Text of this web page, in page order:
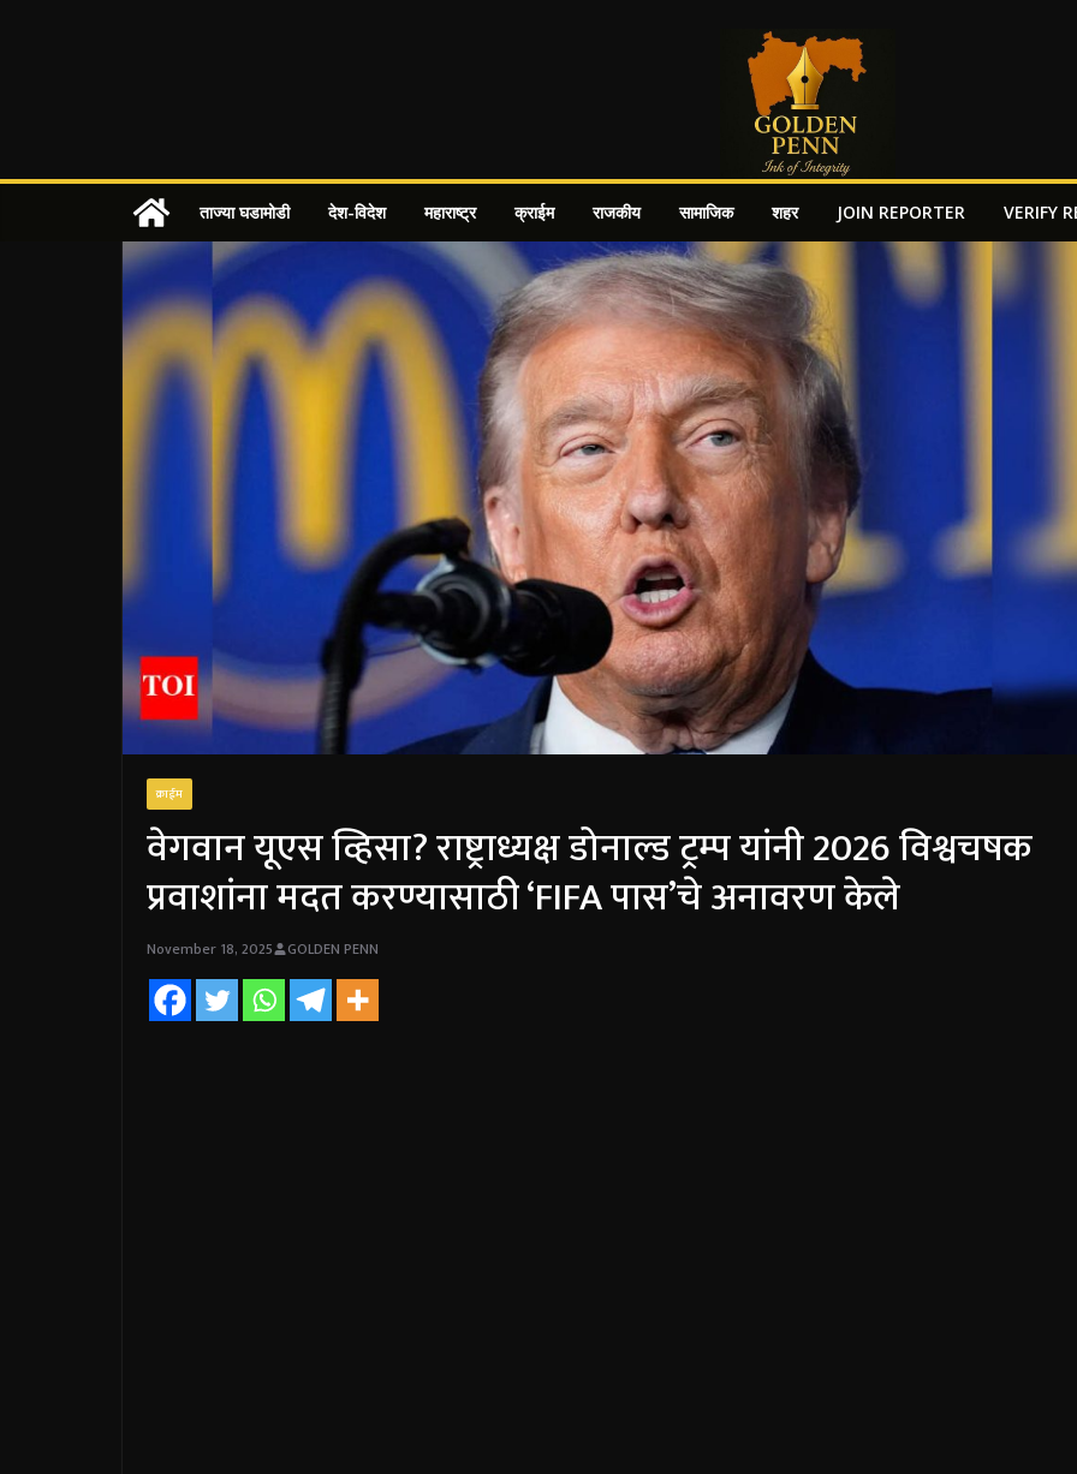
ताज्या घडामोडी देश-विदेश महाराष्ट्र क्राईम राजकीय सामाजिक शहर JOIN REPORTER VERIFY
क्राईम
वेगवान यूएस व्हिसा? राष्ट्राध्यक्ष डोनाल्ड ट्रम्प यांनी 2026 विश्वचषक
प्रवाशांना मदत करण्यासाठी ‘FIFA पास’चे अनावरण केले
November 18, 2025 GOLDEN PENN